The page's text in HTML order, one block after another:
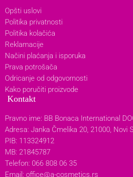
Opšti uslovi
Politika privatnosti
Politika kolačića
Reklamacije
Načini plaćanja i isporuka
Prava potrošača
Odricanje od odgovornosti
Kako poručiti proizvode
Kontakt
Pravno ime: BB Bonaca International
Adresa: Janka Čmelika 20, 21000, Novi
PIB: 113324912
MB: 21845787
Telefon: 066 808 06 35
Email: office@a-cosmetics.rs